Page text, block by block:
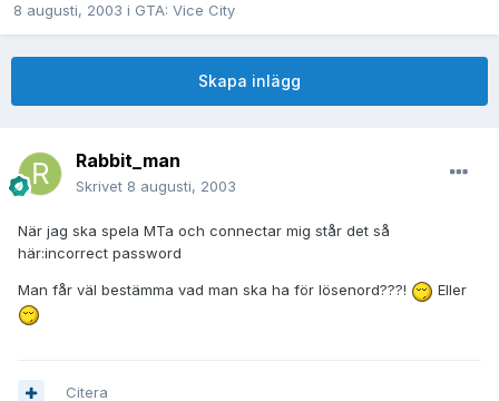
8 augusti, 2003 i GTA: Vice City
Skapa inlägg
Rabbit_man
Skrivet 8 augusti, 2003
När jag ska spela MTa och connectar mig står det så
här:incorrect password
Man får väl bestämma vad man ska ha för lösenord???! Eller
Citera